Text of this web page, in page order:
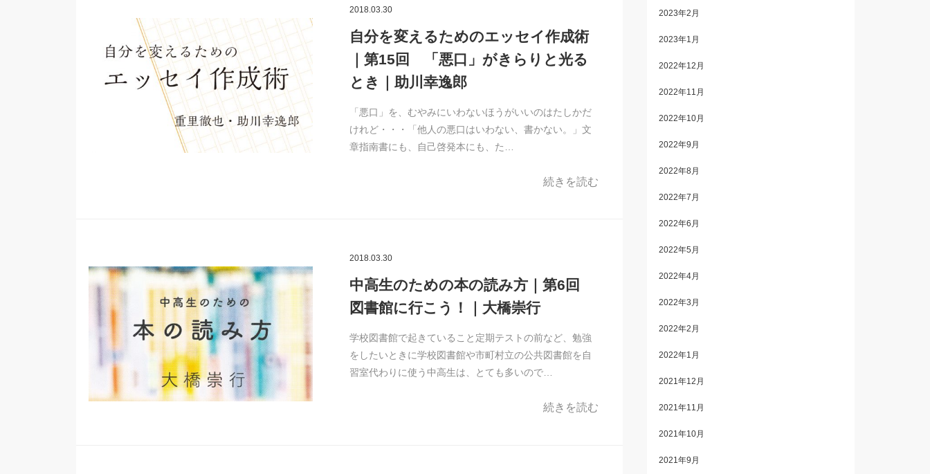
2018.03.30
自分を変えるためのエッセイ作成術
｜第15回 「悪口」がきらりと光る
とき｜助川幸逸郎
「悪口」を、むやみにいわないほうがいいのはたしかだ
けれど・・・「他人の悪口はいわない、書かない。」文
章指南書にも、自己啓発本にも、た…
続きを読む
2018.03.30
中高生のための本の読み方｜第6回
図書館に行こう！｜大橋崇行
学校図書館で起きていること定期テストの前など、勉強
をしたいときに学校図書館や市町村立の公共図書館を自
習室代わりに使う中高生は、とても多いので…
続きを読む
2023年2月
2023年1月
2022年12月
2022年11月
2022年10月
2022年9月
2022年8月
2022年7月
2022年6月
2022年5月
2022年4月
2022年3月
2022年2月
2022年1月
2021年12月
2021年11月
2021年10月
2021年9月